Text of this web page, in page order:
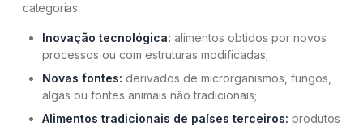
Brasil
Dúvidas frequentes
categorias:
Inovação tecnológica: alimentos obtidos por novos
processos ou com estruturas modificadas;
Novas fontes: derivados de microrganismos, fungos,
algas ou fontes animais não tradicionais;
Alimentos tradicionais de países terceiros: produtos